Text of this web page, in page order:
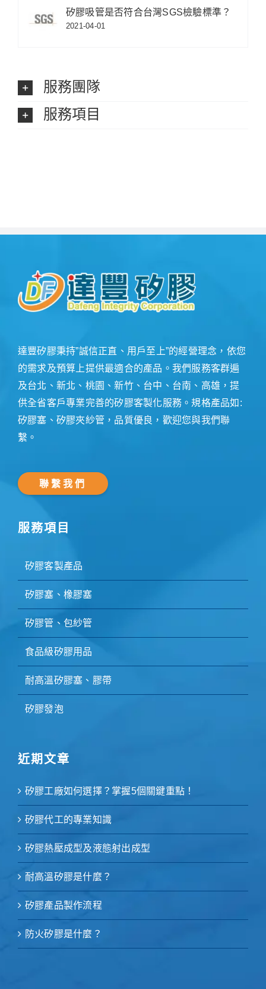
矽膠吸管是否符合台灣SGS檢驗標準？
2021-04-01
服務團隊
服務項目
達豐矽膠秉持”誠信正直、用戶至上”的經營理念，依您
的需求及預算上提供最適合的產品。我們服務客群遍
及台北、新北、桃園、新竹、台中、台南、高雄，提
供全省客戶專業完善的矽膠客製化服務。規格產品如:
矽膠塞、矽膠夾紗管，品質優良，歡迎您與我們聯
繫。
聯繫我們
服務項目
矽膠客製產品
矽膠塞、橡膠塞
矽膠管、包紗管
食品級矽膠用品
耐高溫矽膠塞、膠帶
矽膠發泡
近期文章
矽膠工廠如何選擇？掌握5個關鍵重點！
矽膠代工的專業知識
矽膠熱壓成型及液態射出成型
耐高溫矽膠是什麼？
矽膠產品製作流程
防火矽膠是什麼？